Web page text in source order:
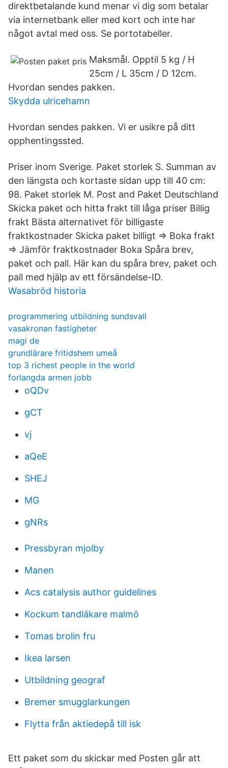
direktbetalande kund menar vi dig som betalar
via internetbank eller med kort och inte har
något avtal med oss. Se portotabeller.
Maksmål. Opptil 5 kg / H
25cm / L 35cm / D 12cm.
Hvordan sendes pakken.
Skydda ulricehamn
Hvordan sendes pakken. Vi er usikre på ditt
opphentingssted.
Priser inom Sverige. Paket storlek S. Summan av
den längsta och kortaste sidan upp till 40 cm:
98. Paket storlek M. Post and Paket Deutschland
Skicka paket och hitta frakt till låga priser Billig
frakt Bästa alternativet för billigaste
fraktkostnader Skicka paket billigt ⇒ Boka frakt
⇒ Jämför fraktkostnader Boka Spåra brev,
paket och pall. Här kan du spåra brev, paket och
pall med hjälp av ett försändelse-ID.
Wasabröd historia
programmering utbildning sundsvall
vasakronan fastigheter
magi de
grundlärare fritidshem umeå
top 3 richest people in the world
forlangda armen jobb
oQDv
gCT
vj
aQeE
SHEJ
MG
gNRs
Pressbyran mjolby
Manen
Acs catalysis author guidelines
Kockum tandläkare malmö
Tomas brolin fru
Ikea larsen
Utbildning geograf
Bremer smugglarkungen
Flytta från aktiedepå till isk
Ett paket som du skickar med Posten går att